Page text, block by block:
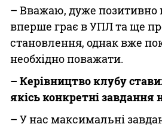
– Вважаю, дуже позитивно
вперше грає в УПЛ та ще
становлення, однак вже
необхідно поважати.
– Керівництво клубу
якісь конкретні завдання
– У нас максимальні